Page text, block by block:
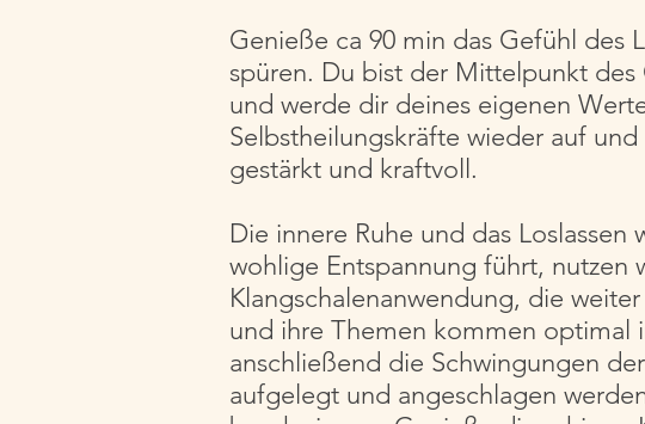
Genieße ca 90 min das Gefühl des
spüren. Du bist der Mittelpunkt des
und werde dir deines eigenen
Selbstheilungskräfte wieder auf
gestärkt und kraftvoll.
Die innere Ruhe und das
wohlige Entspannung führt, nutzen
Klangschalenanwendung, die
und ihre Themen kommen optimal
anschließend die Schwingungen
aufgelegt und angeschlagen